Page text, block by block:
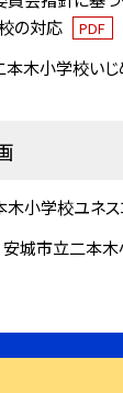
の対応
PDF
本木小学校い
小学校ユネ
城市立二本木